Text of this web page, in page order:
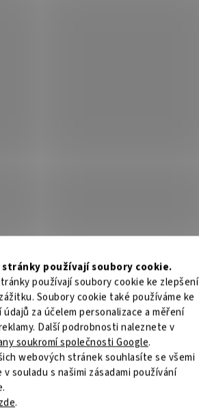
používají soubory cookie.
používají soubory cookie ke zlepšení
Soubory cookie také používáme ke
za účelem personalizace a měření
Další podrobnosti naleznete v
soukromí společnosti Google.
webových stránek souhlasíte se všemi
souladu s našimi zásadami používání
.